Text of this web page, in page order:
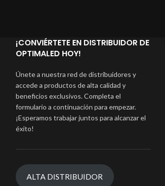
¡CONVIÉRTETE EN DISTRIBUIDOR DE
OPTIMALED HOY!
Únete a nuestra red de distribuidores y
accede a productos de alta calidad y
beneficios exclusivos. Completa el
formulario a continuación para empezar.
¡Esperamos trabajar juntos para alcanzar el
éxito!
ALTA DISTRIBUIDOR